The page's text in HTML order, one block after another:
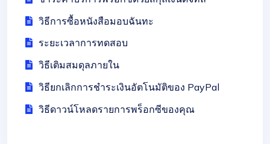
วิธีการซื้อหนังสือมอบฉันทะ
ระยะเวลาการทดสอบ
วิธีเติมสมดุลภายใน
วิธียกเลิกการชำระเงินอัตโนมัติของ PayPal
วิธีดาวน์โหลดรายการพร็อกซีของคุณ